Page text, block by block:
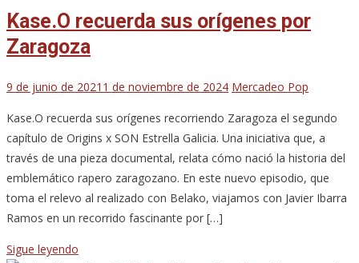
Kase.O recuerda sus orígenes por
Zaragoza
9 de junio de 2021 1 de noviembre de 2024 Mercadeo Pop
Kase.O recuerda sus orígenes recorriendo Zaragoza el segundo
capítulo de Origins x SON Estrella Galicia. Una iniciativa que, a
través de una pieza documental, relata cómo nació la historia del
emblemático rapero zaragozano. En este nuevo episodio, que
toma el relevo al realizado con Belako, viajamos con Javier Ibarra
Ramos en un recorrido fascinante por […]
Sigue leyendo